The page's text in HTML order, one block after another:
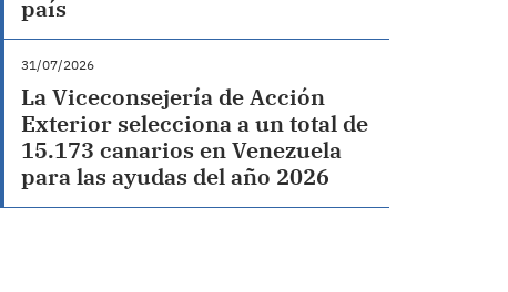
país
31/07/2026
La Viceconsejería de Acción
Exterior selecciona a un total de
15.173 canarios en Venezuela
para las ayudas del año 2026